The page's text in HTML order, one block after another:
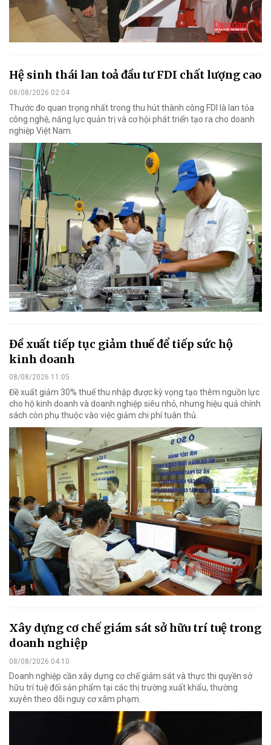
Hệ sinh thái lan toả đầu tư FDI chất lượng cao
08/08/2026 02:04
Thước đo quan trọng nhất trong thu hút thành công FDI là lan tỏa
công nghệ, năng lực quản trị và cơ hội phát triển tạo ra cho doanh
nghiệp Việt Nam.
Đề xuất tiếp tục giảm thuế để tiếp sức hộ
kinh doanh
08/08/2026 11:05
Đề xuất giảm 30% thuế thu nhập được kỳ vọng tạo thêm nguồn lực
cho hộ kinh doanh và doanh nghiệp siêu nhỏ, nhưng hiệu quả chính
sách còn phụ thuộc vào việc giảm chi phí tuân thủ.
Xây dựng cơ chế giám sát sở hữu trí tuệ trong
doanh nghiệp
08/08/2026 04:10
Doanh nghiệp cần xây dựng cơ chế giám sát và thực thi quyền sở
hữu trí tuệ đối sản phẩm tại các thị trường xuất khẩu, thường
xuyên theo dõi nguy cơ xâm phạm.